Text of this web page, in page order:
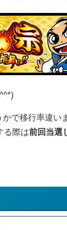
で移行率違い
る際は前回当選